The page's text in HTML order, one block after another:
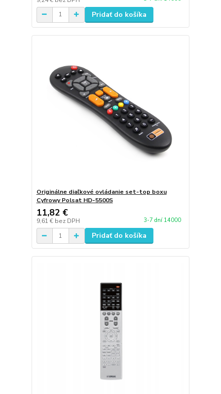
Pridať do košíka
Originálne diaľkové ovládanie set-top boxu
Cyfrowy Polsat HD-5500S
11,82 €
9,61 € bez DPH 3-7 dní 14000
Pridať do košíka